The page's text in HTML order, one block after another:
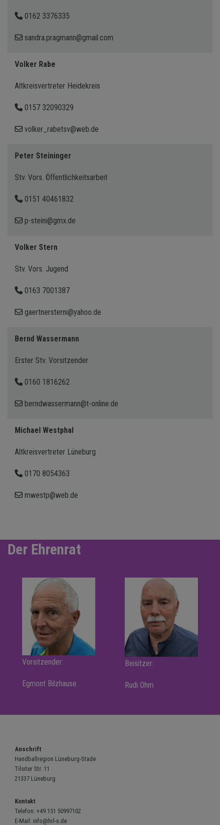
0162 3376335
sandra.pragmann@gmail.com
Volker Rabe
Altkreisvertreter Heidekreis
0157 32090329
volker_rabetsv@web.de
Peter Steininger
Stv. Vors. Öffentlichkeitsarbeit
0151 40461832
p-steini@gmx.de
Volker Stern
Stv. Vors. Jugend
0163 7001387
gaertnersterni@yahoo.de
Bernd Wassermann
Erster Stv. Vorsitzender
0160 1816262
berndwassermann@t-online.de
Michael Westphal
Altkreisvertreter Lüneburg
0170 8054363
mwestp@web.de
Der Ehrenrat
Vorsitzender:
Egmont Bilzhause
Beisitzer:
Rudi Ohm
Anschrift
Handballregion Lüneburg-Stade
Tilsiter Str. 11
21337 Lüneburg
Kontakt
Telefon: +49 151 50997102
E-Mail: info@hrl-s.de